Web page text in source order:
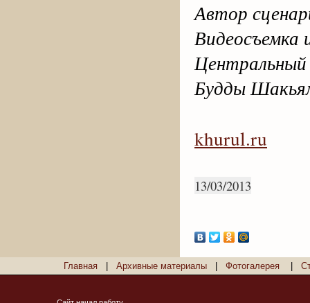
Автор
Будды
khurul.ru
13/03/2013
Главная Архивные материалы Фотогалерея